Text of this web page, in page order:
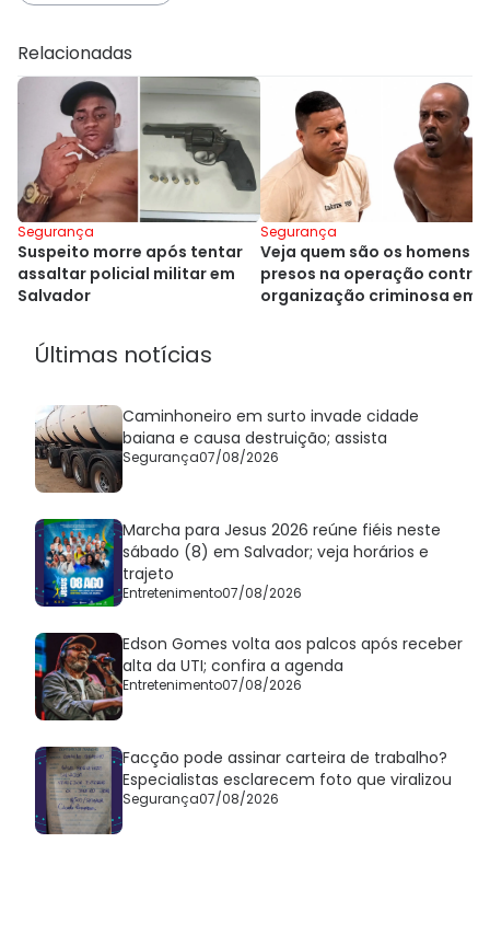
Relacionadas
Segurança
Suspeito morre após tentar
assaltar policial militar em
Salvador
Segurança
Veja quem são os homens
presos na operação contra
organização criminosa em
Últimas notícias
Caminhoneiro em surto invade cidade
baiana e causa destruição; assista
Segurança07/08/2026
Marcha para Jesus 2026 reúne fiéis neste
sábado (8) em Salvador; veja horários e
trajeto
Entretenimento07/08/2026
Edson Gomes volta aos palcos após receber
alta da UTI; confira a agenda
Entretenimento07/08/2026
Facção pode assinar carteira de trabalho?
Especialistas esclarecem foto que viralizou
Segurança07/08/2026